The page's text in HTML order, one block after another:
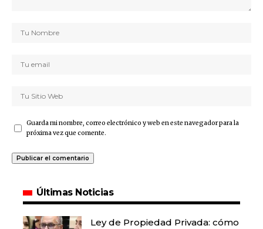
Guarda mi nombre, correo electrónico y web en este navegador para la
próxima vez que comente.
Últimas Noticias
Ley de Propiedad Privada: cómo